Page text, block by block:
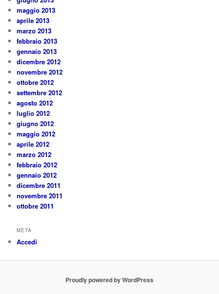
maggio 2013
aprile 2013
marzo 2013
febbraio 2013
gennaio 2013
dicembre 2012
novembre 2012
ottobre 2012
settembre 2012
agosto 2012
luglio 2012
giugno 2012
maggio 2012
aprile 2012
marzo 2012
febbraio 2012
gennaio 2012
dicembre 2011
novembre 2011
ottobre 2011
META
Accedi
Proudly powered by WordPress